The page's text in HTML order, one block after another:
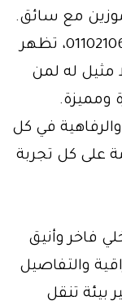
مع سائق.
في قلب الأحداث والمناسبات 01102106655، تظهر
مثيل له لمن
ومميزة.
في كل
على كل تجربة
فاخر وأنيق
الراقية والتفاصيل
بيئة تنقل